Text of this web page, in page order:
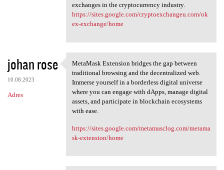
exchanges in the cryptocurrency industry.
https://sites.google.com/cryptoexchangeu.com/ok
ex-exchange/home
johan rose
10.08.2023
Adres
MetaMask Extension bridges
MetaMask Extension bridges the gap between
traditional browsing and the decentralized web.
Immerse yourself in a borderless digital universe
where you can engage with dApps, manage digital
assets, and participate in blockchain ecosystems
with ease.
https://sites.google.com/metamasclog.com/metama
sk-extension/home